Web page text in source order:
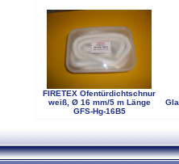
FIRETEX Ofentürdichtschnur
weiß, Ø 16 mm/5 m Länge
GFS-Hg-16B5